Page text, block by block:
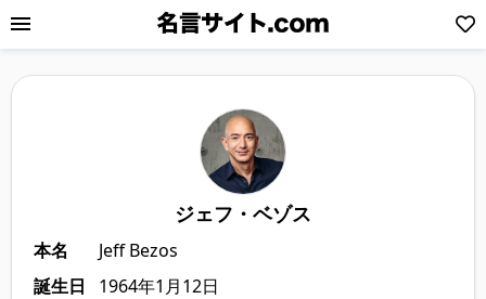
ジェフ・ベゾス
本名
Jeff Bezos
誕生日
1964年1月12日